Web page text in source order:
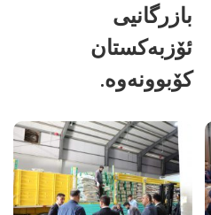
بازرگانیی
ئۆزبەکستان
کۆبوونەوە.